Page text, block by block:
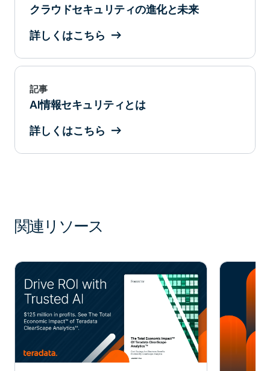
クラウドセキュリティの進化と未来
詳しくはこちら
記事
AI情報セキュリティとは
詳しくはこちら
関連リソース